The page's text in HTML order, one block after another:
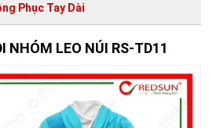
Phục Tay Dài
NHÓM LEO NÚI RS-TD11